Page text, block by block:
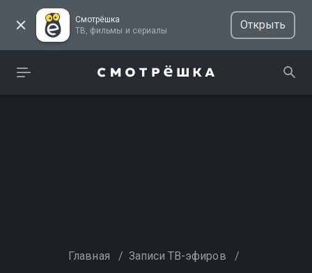
Смотрёшка
ТВ, фильмы и сериалы
Открыть
Главная / Записи ТВ-эфиров /